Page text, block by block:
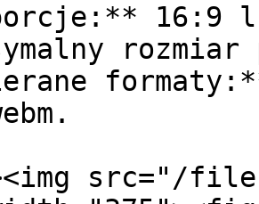
16:9
src="/files/